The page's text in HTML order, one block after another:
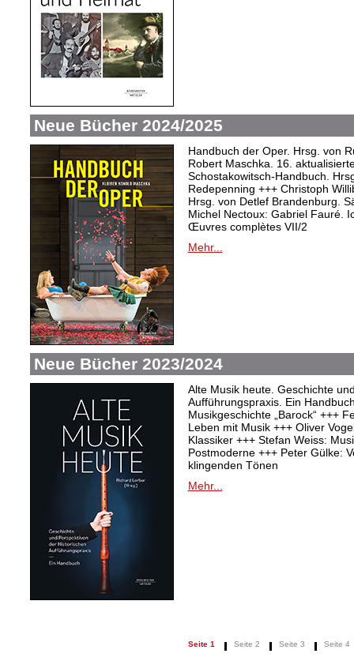
Neue Bücher 2024/2025
Handbuch der Oper. Hrsg. von
Robert Maschka. 16.
Schostakowitsch-Handbuch.
Redepenning +++ Christoph
Hrsg. von Detlef Brandenburg.
Michel Nectoux: Gabriel Fauré.
Œuvres complètes VII/2
Mehr...
Neue Bücher 2023/2024
Alte Musik heute. Geschichte
Aufführungspraxis. Ein
Musikgeschichte „Barock“ +++
Leben mit Musik +++ Oliver
Klassiker +++ Stefan Weiss:
Postmoderne +++ Peter Gülke:
klingenden Tönen
Mehr...
Seite 1 Seite 2 Seite 3 Seite 4